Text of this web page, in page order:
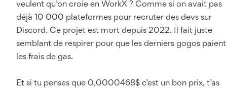
veulent qu’on croie en WorkX ? Comme si on avait pas
déjà 10 000 plateformes pour recruter des devs sur
Discord. Ce projet est mort depuis 2022. Il fait juste
semblant de respirer pour que les derniers gogos paient
les frais de gas.
Et si tu penses que 0,0000468$ c’est un bon prix, t’as